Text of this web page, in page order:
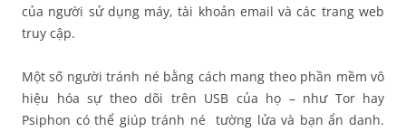
của người sử dụng máy, tài khoản email và các trang web
truy cập.
Một số người tránh né bằng cách mang theo phần mềm vô
hiệu hóa sự theo dõi trên USB của họ – như Tor hay
Psiphon có thể giúp tránh né tường lửa và bạn ẩn danh.